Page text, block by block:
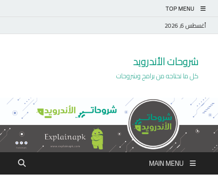
TOP MENU
أغسطس 6, 2026
شروحات الأندرويد
كل ما تحتاجه من برامج وشروحات
MAIN MENU